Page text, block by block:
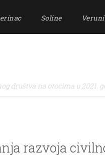
Soline
društva na otocima u 2021.
razvoja